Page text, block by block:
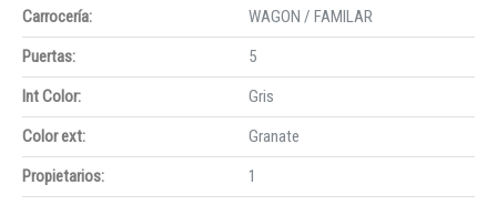
Carrocería:
WAGON / FAMILAR
Puertas:
5
Int Color:
Gris
Color ext:
Granate
Propietarios:
1